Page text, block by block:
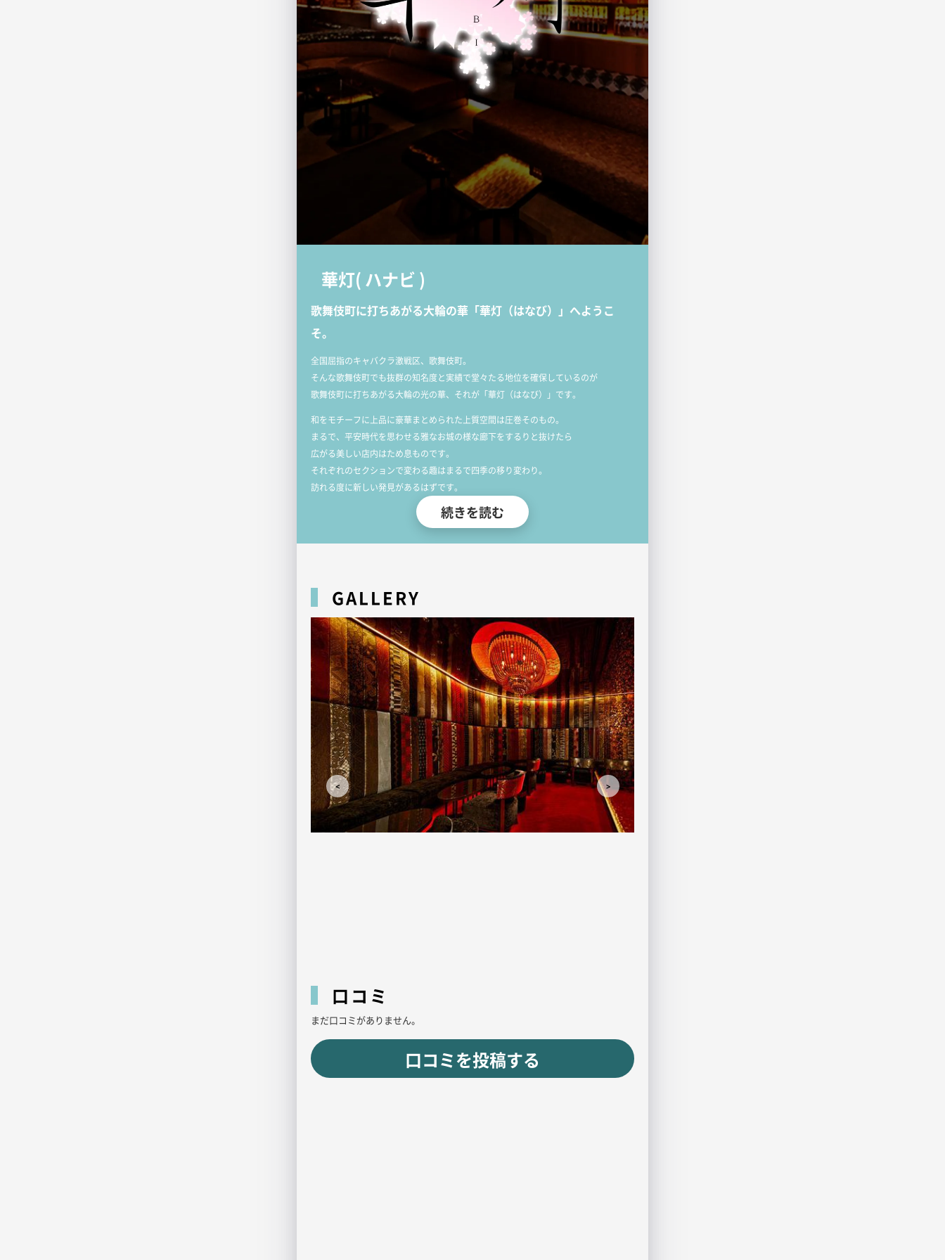
華灯( ハナビ )
歌舞伎町に打ちあがる大輪の華「華灯（はなび）」へようこ
そ。
全国屈指のキャバクラ激戦区、歌舞伎町。
そんな歌舞伎町でも抜群の知名度と実績で堂々たる地位を確保しているのが
歌舞伎町に打ちあがる大輪の光の華、それが「華灯（はなび）」です。
和をモチーフに上品に豪華まとめられた上質空間は圧巻そのもの。
まるで、平安時代を思わせる雅なお城の様な廊下をするりと抜けたら
広がる美しい店内はため息ものです。
それぞれのセクションで変わる趣はまるで四季の移り変わり。
訪れる度に新しい発見があるはずです。
改装したての絢爛豪華な店内に相応しい、百花繚乱咲き乱れるは
厳選採用した文句なしの大和撫子のキャスト達。
徹底教育のもの「華灯」に相応しい、ホスピタリティーとサービスで
華灯ではないと体験できない、異彩極まるハイクオリティ空間で
どうぞごゆるりと至高の時間をお過ごしください。
続きを読む
GALLERY
口コミ
まだ口コミがありません。
口コミを投稿する